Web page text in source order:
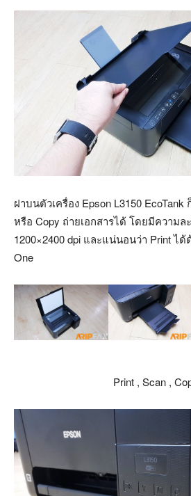
ฝาบนตัวเครื่อง Epson L3150
หรือ Copy ถ่ายเอกสารได้ โดยมีความ
1200×2400 dpi และแน่นอนว่า Print ไ
One
Print , Scan ,